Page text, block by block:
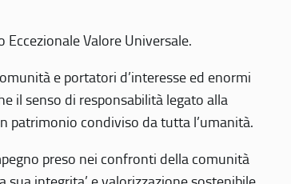
Valore Universale.
e portatori d’interesse ed enormi
il senso di responsabilità legato alla
patrimonio condiviso da tutta l’umanità.
preso nei confronti della comunità